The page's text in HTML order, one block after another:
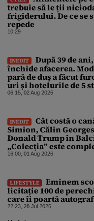
trebuie să le ții
frigiderului. De ce se
repede
10:29
INEDIT
După 39 de
închide afacerea.
pară de duș a făcut
uri și hotelurile de 5
lumii. Ce nu a mai mers
06:15, 02 Aug 2026
INEDIT
Cât costă o
Simion, Călin
Donald Trump în
„Colecția” este
Nicușor Dan,
16:00, 01 Aug 2026
LIFESTYLE
Eminem
licitație 100 de
care îi poartă
22:23, 28 Jul 2026